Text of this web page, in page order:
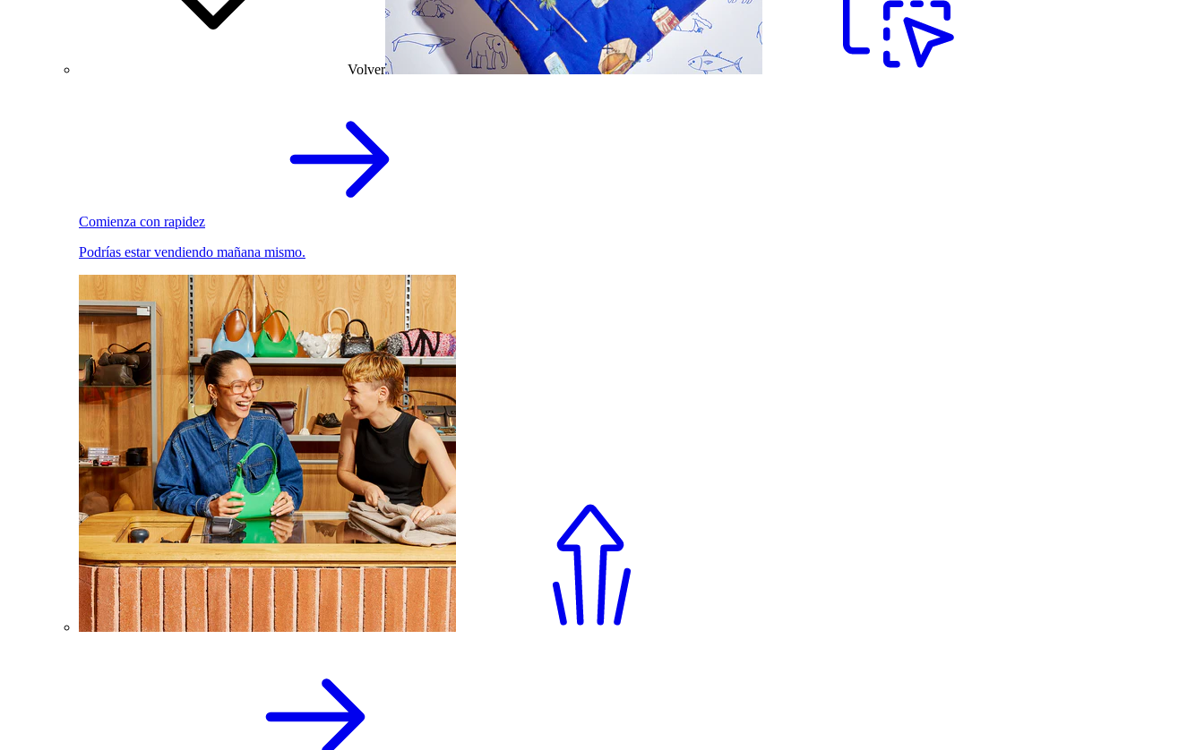
Volver
Comienza con rapidez
Podrías estar vendiendo mañana mismo.